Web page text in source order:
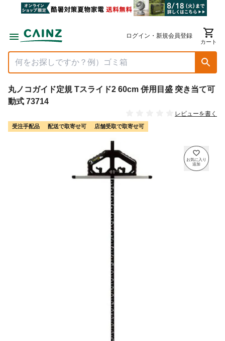
ログイン・新規会員登録
カート
丸ノコガイド定規 Tスライド2 60cm 併用目盛 突き当て可
動式 73714
レビューを書く
受注手配品 配送で取寄せ可 店舗受取で取寄せ可